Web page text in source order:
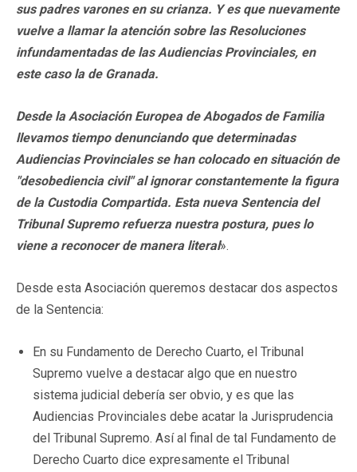
sus padres varones en su crianza. Y es que nuevamente
vuelve a llamar la atención sobre las Resoluciones
infundamentadas de las Audiencias Provinciales, en
este caso la de Granada.
Desde la Asociación Europea de Abogados de Familia
llevamos tiempo denunciando que determinadas
Audiencias Provinciales se han colocado en situación de
"desobediencia civil" al ignorar constantemente la figura
de la Custodia Compartida. Esta nueva Sentencia del
Tribunal Supremo refuerza nuestra postura, pues lo
viene a reconocer de manera literal».
Desde esta Asociación queremos destacar dos aspectos
de la Sentencia:
En su Fundamento de Derecho Cuarto, el Tribunal
Supremo vuelve a destacar algo que en nuestro
sistema judicial debería ser obvio, y es que las
Audiencias Provinciales debe acatar la Jurisprudencia
del Tribunal Supremo. Así al final de tal Fundamento de
Derecho Cuarto dice expresamente el Tribunal